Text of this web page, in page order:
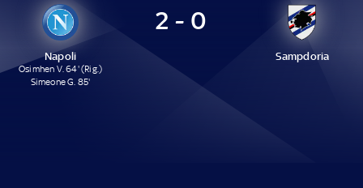
Napoli
Osimhen V. 64' (Rig.)
Simeone G. 85'
2 - 0
Sampdoria